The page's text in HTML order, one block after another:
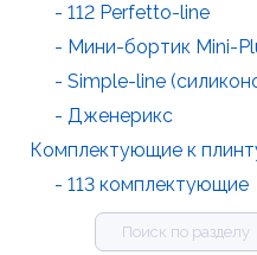
- 112 Perfetto-line
- Мини-бортик Mini-
- Simple-line
- Дженерикс
Комплектующие к
- 113 комплектующие
- 118 комплектующие